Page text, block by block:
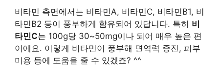
비타민 측면에서는 비타민A, 비타민C, 비타민B1, 비
타민B2 등이 풍부하게 함유되어 있답니다. 특히 비
타민C는 100g당 30~50mg이나 되어 매우 높은 편
이에요. 이렇게 비타민이 풍부해 면역력 증진, 피부
미용 등에 도움을 줄 수 있겠죠? ^^